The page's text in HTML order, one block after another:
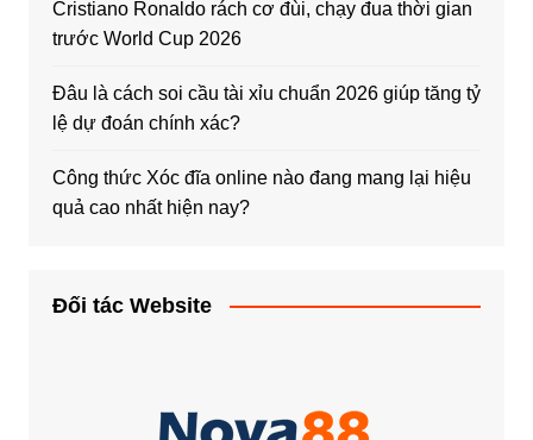
Cristiano Ronaldo rách cơ đùi, chạy đua thời gian
trước World Cup 2026
Đâu là cách soi cầu tài xỉu chuẩn 2026 giúp tăng tỷ
lệ dự đoán chính xác?
Công thức Xóc đĩa online nào đang mang lại hiệu
quả cao nhất hiện nay?
Đối tác Website